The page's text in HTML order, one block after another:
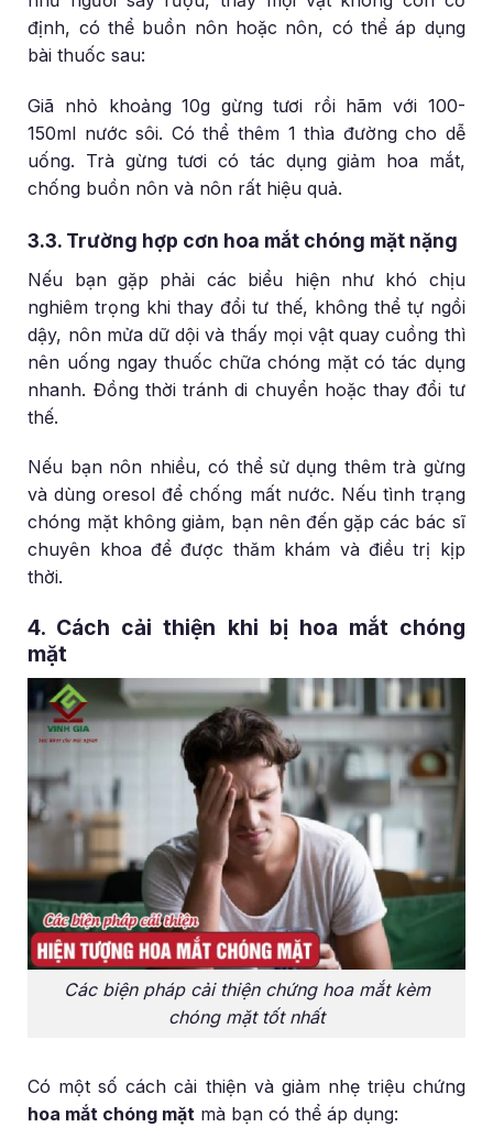
định, có thể buồn nôn hoặc nôn, có thể áp dụng
bài thuốc sau:
Giã nhỏ khoảng 10g gừng tươi rồi hãm với 100-
150ml nước sôi. Có thể thêm 1 thìa đường cho dễ
uống. Trà gừng tươi có tác dụng giảm hoa mắt,
chống buồn nôn và nôn rất hiệu quả.
3.3. Trường hợp cơn hoa mắt chóng mặt nặng
Nếu bạn gặp phải các biểu hiện như khó chịu
nghiêm trọng khi thay đổi tư thế, không thể tự ngồi
dậy, nôn mửa dữ dội và thấy mọi vật quay cuồng thì
nên uống ngay thuốc chữa chóng mặt có tác dụng
nhanh. Đồng thời tránh di chuyển hoặc thay đổi tư
thế.
Nếu bạn nôn nhiều, có thể sử dụng thêm trà gừng
và dùng oresol để chống mất nước. Nếu tình trạng
chóng mặt không giảm, bạn nên đến gặp các bác sĩ
chuyên khoa để được thăm khám và điều trị kịp
thời.
4. Cách cải thiện khi bị hoa mắt chóng
mặt
Các biện pháp cải thiện chứng hoa mắt kèm
chóng mặt tốt nhất
Có một số cách cải thiện và giảm nhẹ triệu chứng
hoa mắt chóng mặt mà bạn có thể áp dụng: